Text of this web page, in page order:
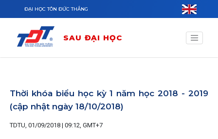
Nhảy đến nội dung
ĐẠI HỌC TÔN ĐỨC THẮNG
SAU ĐẠI HỌC
Thời khóa biểu học kỳ 1 năm học 2018 - 2019
(cập nhật ngày 18/10/2018)
TDTU, 01/09/2018 | 09:12, GMT+7